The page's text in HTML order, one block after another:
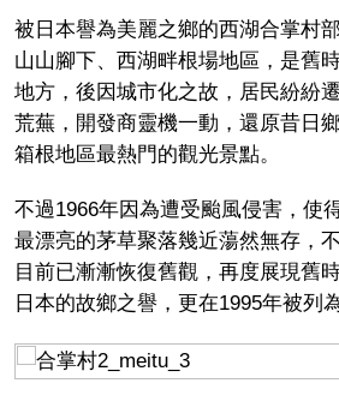
被日本譽為美麗之鄉的西湖合掌村
山山腳下、西湖畔根場地區，是舊
地方，後因城市化之故，居民紛紛
荒蕪，開發商靈機一動，還原昔日
箱根地區最熱門的觀光景點。
不過1966年因為遭受颱風侵害，使
最漂亮的茅草聚落幾近蕩然無存，
目前已漸漸恢復舊觀，再度展現舊
日本的故鄉之譽，更在1995年被列